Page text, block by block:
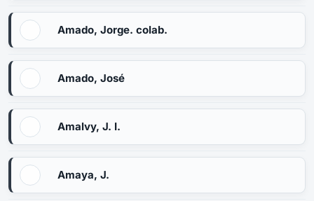
Amado, Jorge. colab.
Amado, José
Amalvy, J. I.
Amaya, J.